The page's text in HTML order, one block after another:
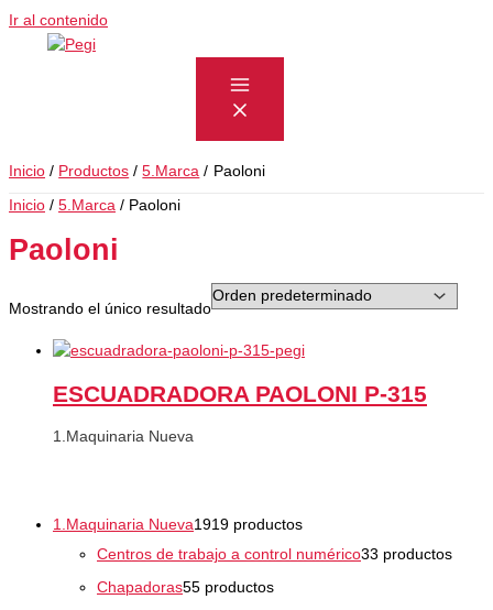
Ir al contenido
Inicio Productos 5.Marca Paoloni
Inicio / 5.Marca / Paoloni
Paoloni
Mostrando el único resultado
ESCUADRADORA PAOLONI P-315
1.Maquinaria Nueva
1.Maquinaria Nueva1919 productos
Centros de trabajo a control numérico33 productos
Chapadoras55 productos